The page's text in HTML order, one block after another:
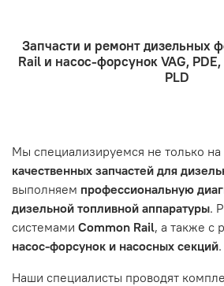
- Оформление заказа
Проверьте правильность ввода
курьерская служба.
- Отправка по России и СНГ
ремонтом, подразумевается, что
находится в хорошем состоянии и
знакомы с основными правилами
неисправности, вызванные
обслуживания или эксплуатации
возникнут проблемы с
мы обязательно разберемся в
решение. Однако если проблема
перечисленных выше факторов, мы
Запчасти и ремонт дизельных
Rail и насос-форсунок VAG,
PLD
Мы специализируемся не только на
качественных запчастей для
выполняем профессиональную
дизельной топливной аппаратуры.
системами Common Rail, а также с
насос-форсунок и насосных секций.
Наши специалисты проводят